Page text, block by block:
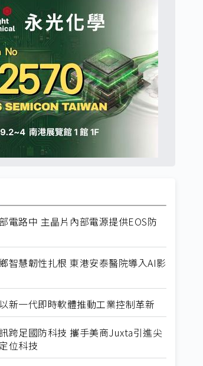
電路中 主晶片內部電源提供EOS防
智慧韌性扎根 東港安泰醫院導入AI影
新一代即時軟體推動工業控制革新
跨足國防科技 攜手美商Juxta引進尖
位科技